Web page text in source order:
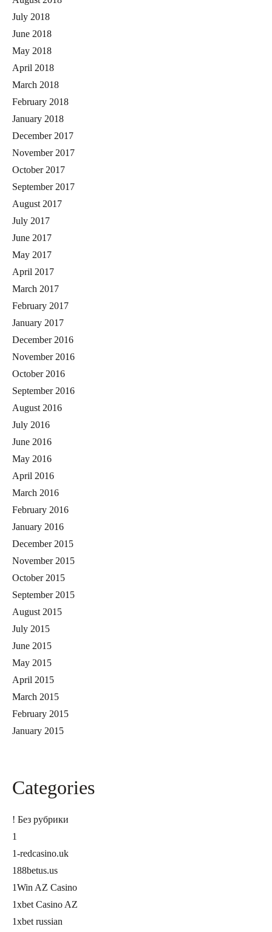
July 2018
June 2018
May 2018
April 2018
March 2018
February 2018
January 2018
December 2017
November 2017
October 2017
September 2017
August 2017
July 2017
June 2017
May 2017
April 2017
March 2017
February 2017
January 2017
December 2016
November 2016
October 2016
September 2016
August 2016
July 2016
June 2016
May 2016
April 2016
March 2016
February 2016
January 2016
December 2015
November 2015
October 2015
September 2015
August 2015
July 2015
June 2015
May 2015
April 2015
March 2015
February 2015
January 2015
Categories
! Без рубрики
1
1-redcasino.uk
188betus.us
1Win AZ Casino
1xbet Casino AZ
1xbet russian